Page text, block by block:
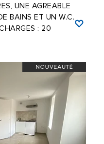
UNE AGREABLE
BAINS ET UN W.C.
: 20